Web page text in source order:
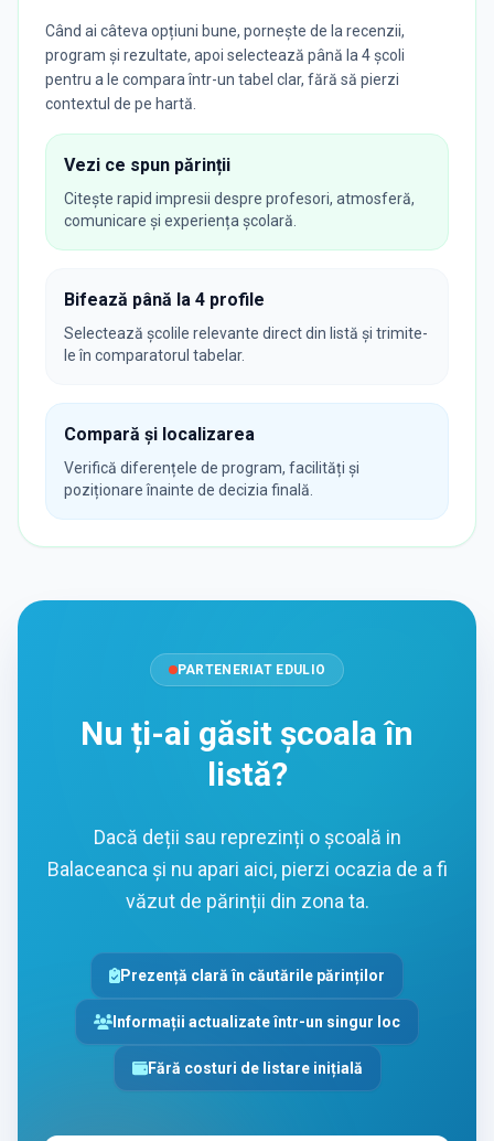
Când ai câteva opțiuni bune, pornește de la recenzii,
program și rezultate, apoi selectează până la 4 școli
pentru a le compara într-un tabel clar, fără să pierzi
contextul de pe hartă.
Vezi ce spun părinții
Citește rapid impresii despre profesori, atmosferă,
comunicare și experiența școlară.
Bifează până la 4 profile
Selectează școlile relevante direct din listă și trimite-
le în comparatorul tabelar.
Compară și localizarea
Verifică diferențele de program, facilități și
poziționare înainte de decizia finală.
PARTENERIAT EDULIO
Nu ți-ai găsit școala în
listă?
Dacă deții sau reprezinți o școală in
Balaceanca și nu apari aici, pierzi ocazia de a fi
văzut de părinții din zona ta.
Prezență clară în căutările părinților
Informații actualizate într-un singur loc
Fără costuri de listare inițială